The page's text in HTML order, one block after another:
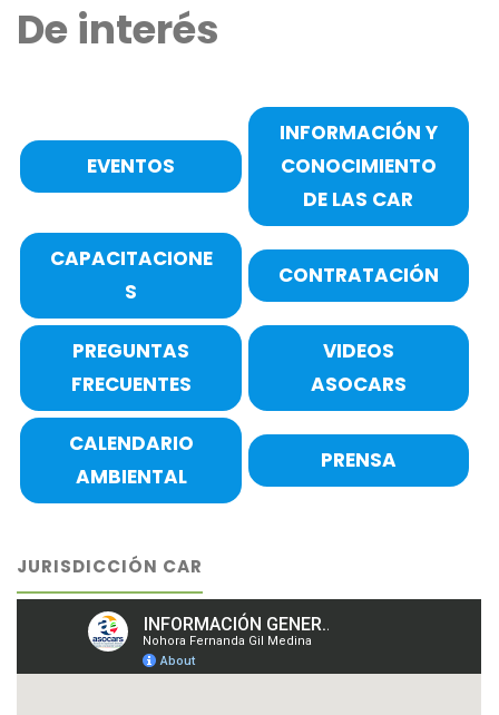
De interés
EVENTOS
INFORMACIÓN Y
CONOCIMIENTO
DE LAS CAR
CAPACITACIONE
S
CONTRATACIÓN
PREGUNTAS
FRECUENTES
VIDEOS
ASOCARS
CALENDARIO
AMBIENTAL
PRENSA
JURISDICCIÓN CAR